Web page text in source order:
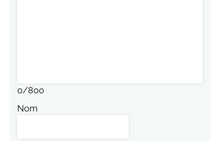
0/800
Nom